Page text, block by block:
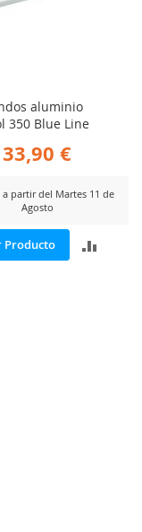
aluminio
350 Blue Line
33,90 €
a partir del Martes 11 de
Agosto
Producto